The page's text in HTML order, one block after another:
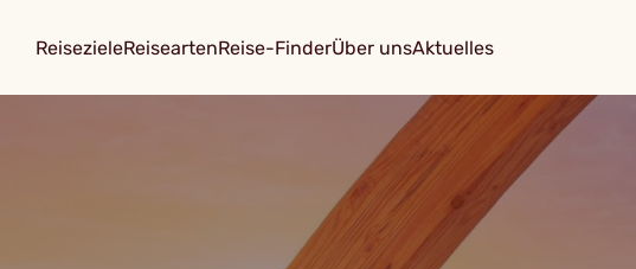
ReisezieleReiseartenReise-FinderÜber unsAktuelles